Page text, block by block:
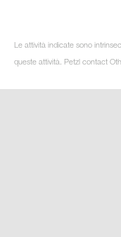
Le attività indicate sono
queste attività. Petzl contact